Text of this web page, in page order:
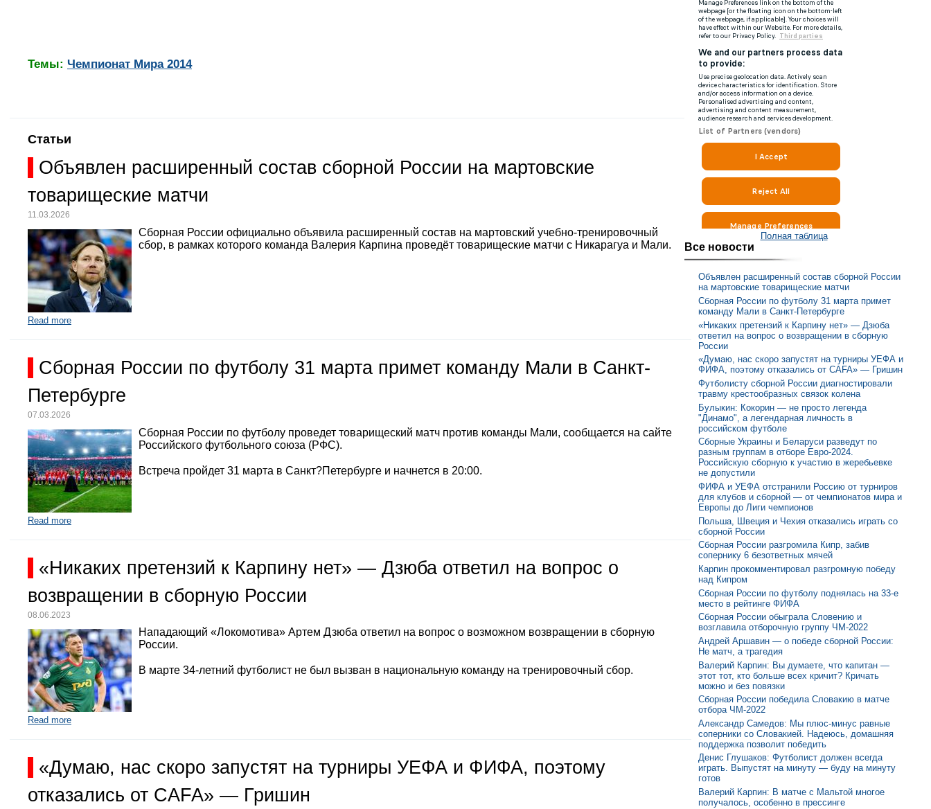
Темы: Чемпионат Мира 2014
Статьи
Объявлен расширенный состав сборной России на мартовские
товарищеские матчи
11.03.2026
Сборная России официально объявила расширенный состав на мартовский учебно-тренировочный
сбор, в рамках которого команда Валерия Карпина проведёт товарищеские матчи с Никарагуа и Мали.
Read more
Сборная России по футболу 31 марта примет команду Мали в Санкт-
Петербурге
07.03.2026
Сборная России по футболу проведет товарищеский матч против команды Мали, сообщается на сайте
Российского футбольного союза (РФС).
Встреча пройдет 31 марта в Санкт?Петербурге и начнется в 20:00.
Read more
«Никаких претензий к Карпину нет» — Дзюба ответил на вопрос о
возвращении в сборную России
08.06.2023
Нападающий «Локомотива» Артем Дзюба ответил на вопрос о возможном возвращении в сборную
России.
В марте 34-летний футболист не был вызван в национальную команду на тренировочный сбор.
Read more
«Думаю, нас скоро запустят на турниры УЕФА и ФИФА, поэтому
отказались от CAFA» — Гришин
Полная таблица
Все новости
Объявлен расширенный состав сборной России
на мартовские товарищеские матчи
Сборная России по футболу 31 марта примет
команду Мали в Санкт-Петербурге
«Никаких претензий к Карпину нет» — Дзюба
ответил на вопрос о возвращении в сборную
России
«Думаю, нас скоро запустят на турниры УЕФА и
ФИФА, поэтому отказались от CAFA» — Гришин
Футболисту сборной России диагностировали
травму крестообразных связок колена
Булыкин: Кокорин — не просто легенда
"Динамо", а легендарная личность в
российском футболе
Сборные Украины и Беларуси разведут по
разным группам в отборе Евро-2024.
Российскую сборную к участию в жеребьевке
не допустили
ФИФА и УЕФА отстранили Россию от турниров
для клубов и сборной — от чемпионатов мира и
Европы до Лиги чемпионов
Польша, Швеция и Чехия отказались играть со
сборной России
Сборная России разгромила Кипр, забив
сопернику 6 безответных мячей
Карпин прокомментировал разгромную победу
над Кипром
Сборная России по футболу поднялась на 33-е
место в рейтинге ФИФА
Сборная России обыграла Словению и
возглавила отборочную группу ЧМ-2022
Андрей Аршавин — о победе сборной России:
Не матч, а трагедия
Валерий Карпин: Вы думаете, что капитан —
этот тот, кто больше всех кричит? Кричать
можно и без повязки
Сборная России победила Словакию в матче
отбора ЧМ-2022
Александр Самедов: Мы плюс-минус равные
соперники со Словакией. Надеюсь, домашняя
поддержка позволит победить
Денис Глушаков: Футболист должен всегда
играть. Выпустят на минуту — буду на минуту
готов
Валерий Карпин: В матче с Мальтой многое
получалось, особенно в прессинге